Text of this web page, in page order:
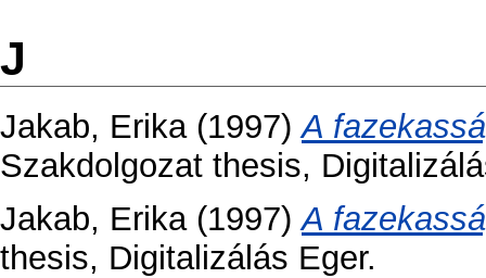
J
Jakab, Erika(1997)A
Szakdolgozat thesis,
Jakab, Erika(1997)A
thesis, Digitalizálás Eger.